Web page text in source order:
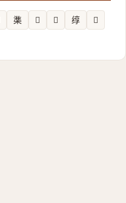
𬄕 𪟻 𪳙 𬘯 𮁍